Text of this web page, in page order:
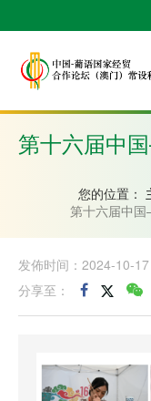
安
第十六届中
您的位置：
第十六届中
发佈时间：2024-10-17
分享至：